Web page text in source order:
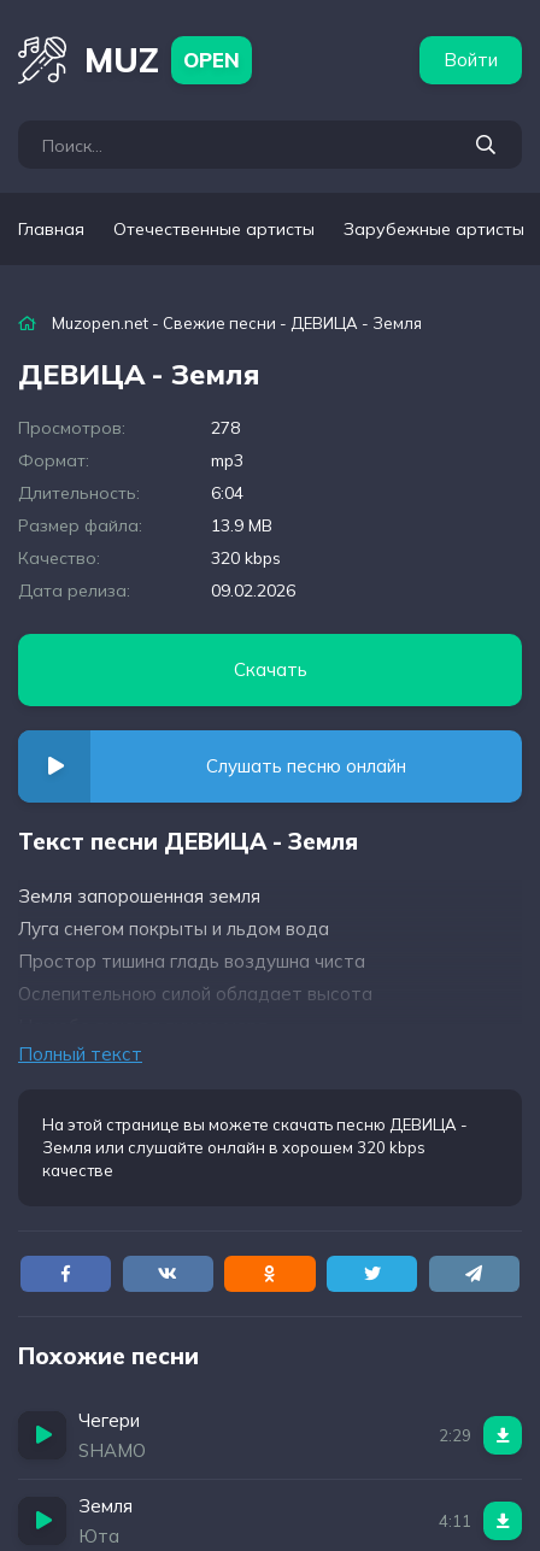
MUZ OPEN Войти
Главная Отечественные артисты Зарубежные артисты
Muzopen.net - Свежие песни - ДЕВИЦА - Земля
ДЕВИЦА - Земля
Просмотров:
278
Формат:
mp3
Длительность:
6:04
Размер файла:
13.9 MB
Качество:
320 kbps
Дата релиза:
09.02.2026
Скачать
Слушать песню онлайн
Текст песни ДЕВИЦА - Земля
Земля запорошенная земля
Луга снегом покрыты и льдом вода
Простор тишина гладь воздушна чиста
Ослепительною силой обладает высота
Полный текст
На этой странице вы можете скачать песню ДЕВИЦА -
Земля или слушайте онлайн в хорошем 320 kbps
качестве
Похожие песни
Чегери
SHAMO
2:29
Земля
Юта
4:11
артисты Популярные подборки